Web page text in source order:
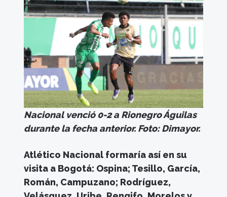
Nacional venció 0-2 a Rionegro Águilas
durante la fecha anterior. Foto: Dimayor.
Atlético Nacional formaría así en su
visita a Bogotá: Ospina; Tesillo, García,
Román, Campuzano; Rodríguez,